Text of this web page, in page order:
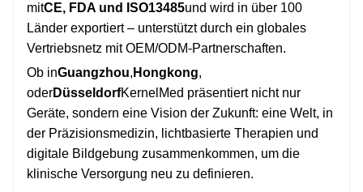
mitCE, FDA und ISO13485und wird in über 100
Länder exportiert – unterstützt durch ein globales
Vertriebsnetz mit OEM/ODM-Partnerschaften.
Ob inGuangzhou, Hongkong,
oderDüsseldorfKernelMed präsentiert nicht nur
Geräte, sondern eine Vision der Zukunft: eine Welt, in
der Präzisionsmedizin, lichtbasierte Therapien und
digitale Bildgebung zusammenkommen, um die
klinische Versorgung neu zu definieren.